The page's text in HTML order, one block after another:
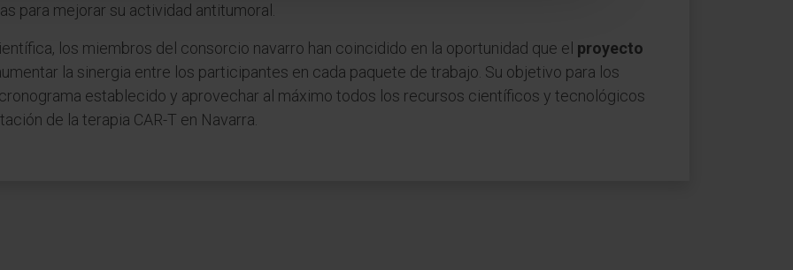
para mejorar su actividad antitumoral.
los miembros del consorcio navarro han coincidido en la oportunidad que el proyecto
la sinergia entre los participantes en cada paquete de trabajo. Su objetivo para los
establecido y aprovechar al máximo todos los recursos científicos y tecnológicos
de la terapia CAR-T en Navarra.